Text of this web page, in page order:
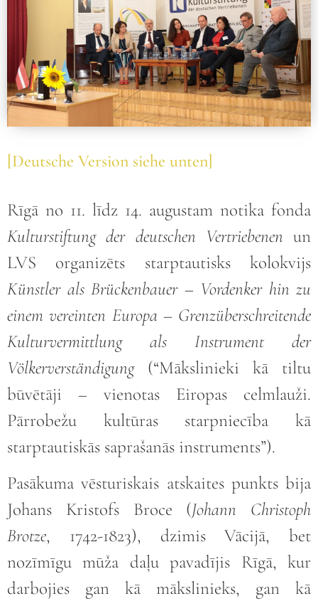
[Deutsche Version siehe unten]
Rīgā no 11. līdz 14. augustam notika fonda
Kulturstiftung der deutschen Vertriebenen un
LVS organizēts starptautisks kolokvijs
Künstler als Brückenbauer – Vordenker hin zu
einem vereinten Europa – Grenzüberschreitende
Kulturvermittlung als Instrument der
Völkerverständigung(“Mākslinieki kā tiltu
būvētāji – vienotas Eiropas celmlauži.
Pārrobežu kultūras starpniecība kā
starptautiskās saprašanās instruments”).
Pasākuma vēsturiskais atskaites punkts bija
Johans Kristofs Broce (Johann Christoph
Brotze, 1742-1823), dzimis Vācijā, bet
nozīmīgu mūža daļu pavadījis Rīgā, kur
darbojies gan kā mākslinieks, gan kā